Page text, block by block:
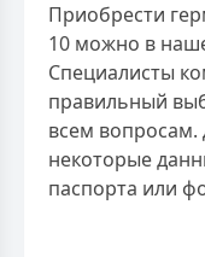
Приобрести
10 можно в
Специалисты
правильный
всем вопросам.
некоторые
паспорта или